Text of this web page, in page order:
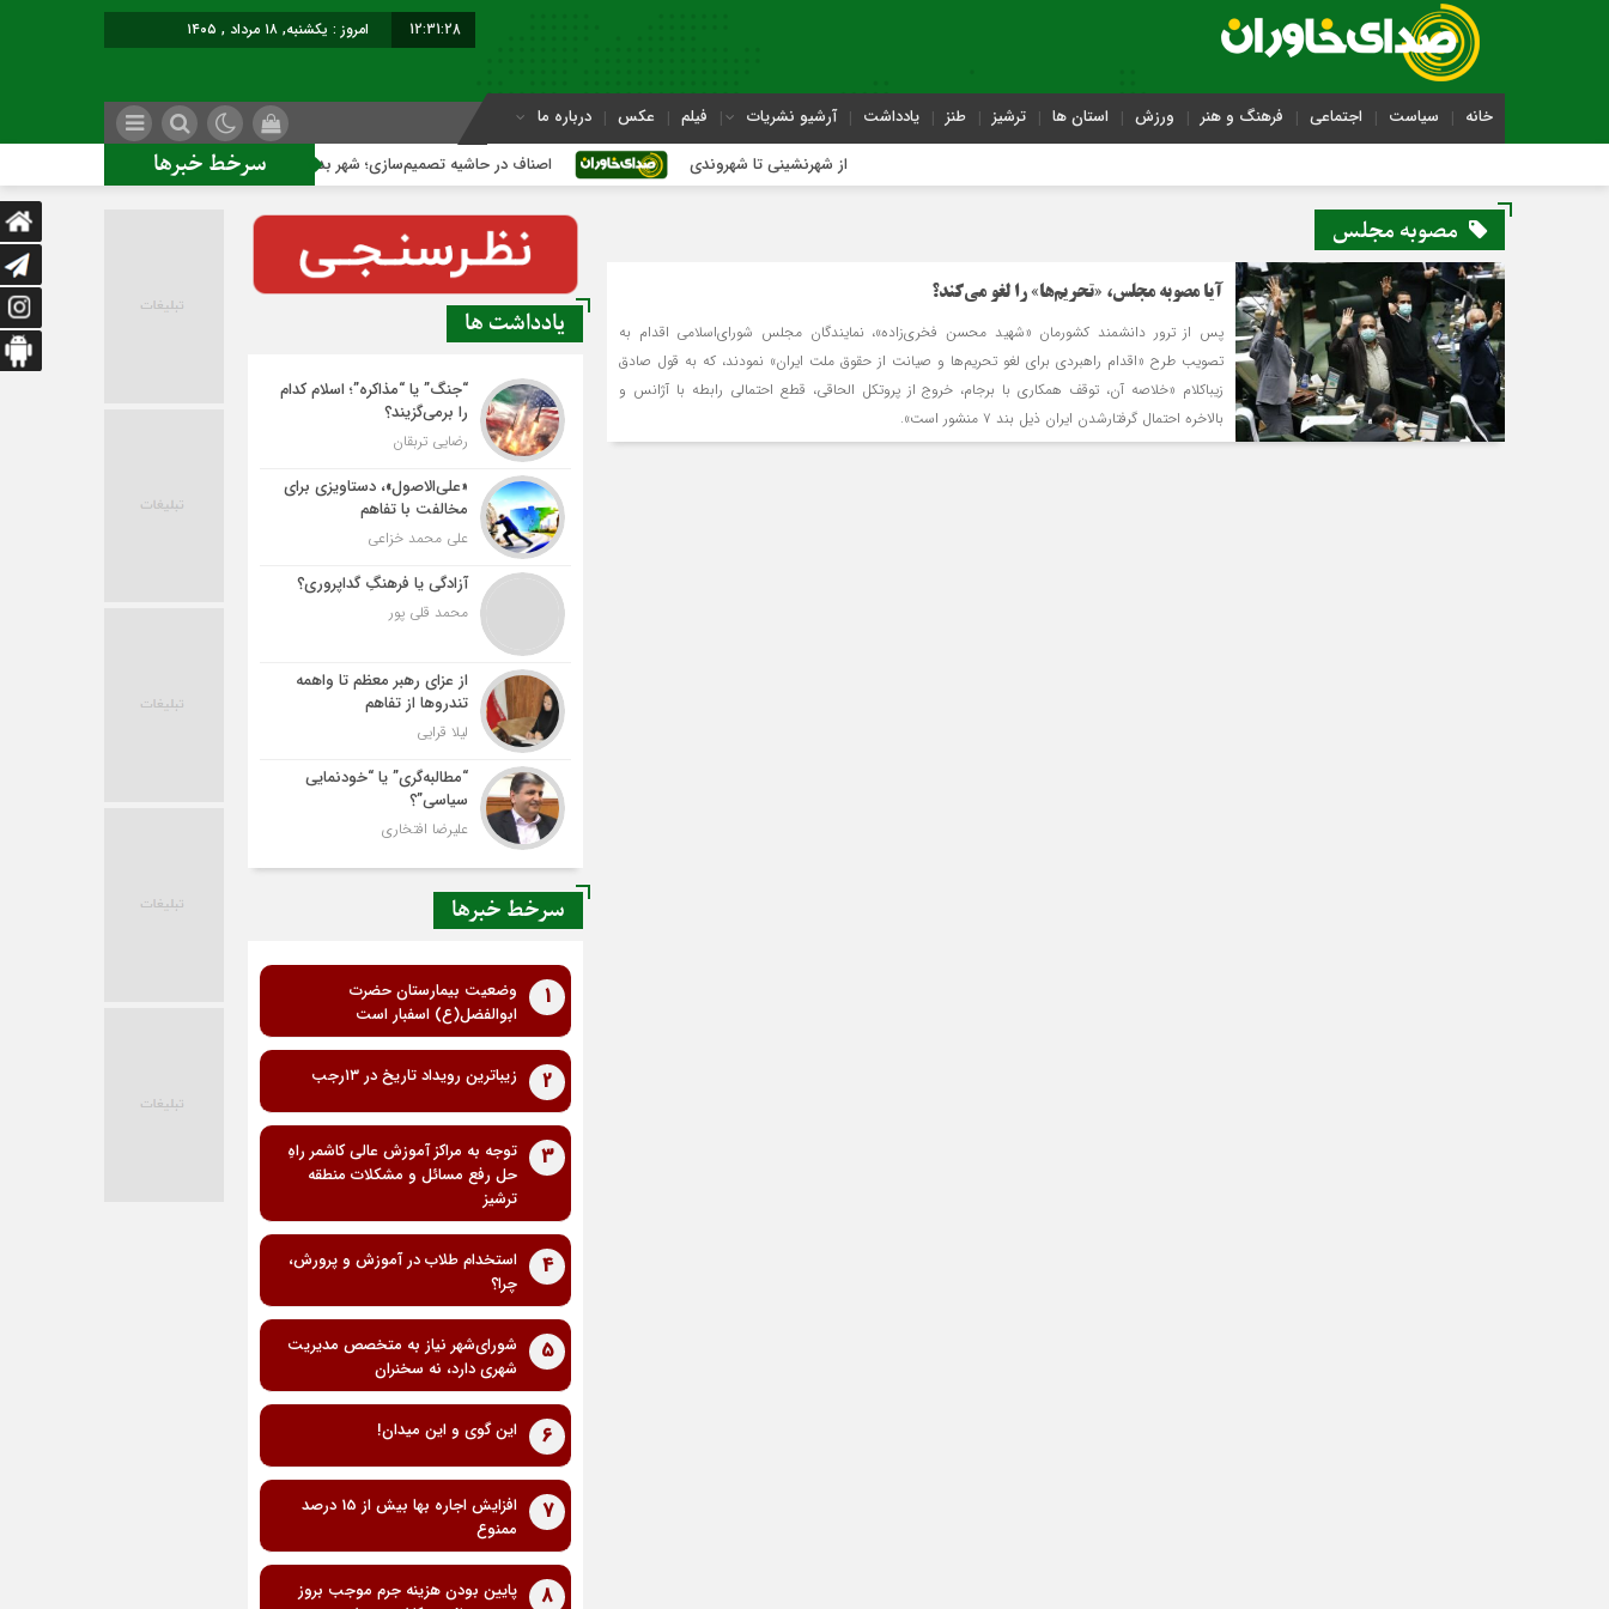
12:31:29 امروز : یکشنبه, ۱۸ مرداد , ۱۴۰۵
خانه سیاست اجتماعی فرهنگ و هنر ورزش استان ها ترشیز طنز یادداشت آرشیو نشریات فیلم عکس درباره ما
سرخط خبرها از شهرنشینی تا شهروندی اصناف در حاشیه تصمیم‌سازی؛ شهر بدون بازار به کجا می‌رسد؟
مصوبه مجلس
آیا مصوبه مجلس، «تحریم‌ها» را لغو می‌کند؟
پس از ترور دانشمند کشورمان «شهید محسن فخری‌زاده»، نمایندگان مجلس شورای‌اسلامی اقدام به
تصویب طرح «اقدام راهبردی برای لغو تحریم‌ها و صیانت از حقوق ملت ایران» نمودند، که به قول صادق
زیباکلام «خلاصه‌ آن، توقف همکاری با برجام، خروج از پروتکل الحاقی، قطع احتمالی رابطه با آژانس و
بالاخره احتمال گرفتارشدن ایران ذیل بند ۷ منشور است».
یادداشت ها
“جنگ” یا “مذاکره”؛ اسلام کدام
را برمی‌گزیند؟
رضایی تربقان
«علی‌الاصول»، دستاویزی برای
مخالفت با تفاهم
علی محمد خزاعی
آزادگی یا فرهنگِ گداپروری؟
محمد قلی پور
از عزای رهبر معظم تا واهمه
تندروها از تفاهم
لیلا قرایی
“مطالبه‌گری” یا “خودنمایی
سیاسی”؟
علیرضا افتخاری
سرخط خبرها
1
وضعیت بیمارستان حضرت
ابوالفضل(ع) اسفبار است
2 زیباترین رویداد تاریخ در ۱۳رجب
3
توجه به مراکز آموزش عالی کاشمر راهِ
حل رفع مسائل و مشکلات منطقه
ترشیز
4
استخدام طلاب در آموزش و پرورش،
چرا؟
5
شورای‌شهر نیاز به متخصص مدیریت
شهری دارد، نه سخنران
6 این گوی و این میدان!
7
افزایش اجاره بها بیش از 15 درصد
ممنوع
8
پایین بودن هزینه جرم موجب بروز